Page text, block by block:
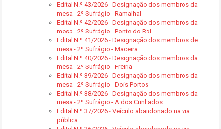
Edital N.º 43/2026 - Designação dos membros da
mesa - 2º Sufrágio - Ramalhal
Edital N.º 42/2026 - Designação dos membros da
mesa - 2º Sufrágio - Ponte do Rol
Edital N.º 41/2026 - Designação dos membros de
mesa - 2º Sufrágio - Maceira
Edital N.º 40/2026 - Designação dos membros da
mesa - 2º Sufrágio - Freiria
Edital N.º 39/2026 - Designação dos membros da
mesa - 2º Sufrágio - Dois Portos
Edital N.º 38/2026 - Designação dos membros da
mesa - 2º Sufrágio - A dos Cunhados
Edital N.º 37/2026 - Veículo abandonado na via
pública